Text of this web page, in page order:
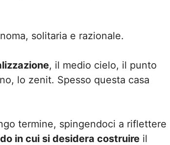
solitaria e razionale.
, il medio cielo, il punto
lo zenit. Spesso questa casa
termine, spingendoci a riflettere
in cui si desidera costruire il